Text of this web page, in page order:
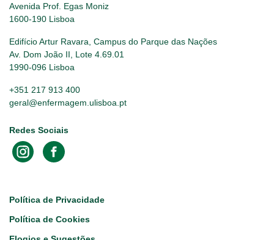
Avenida Prof. Egas Moniz
1600-190 Lisboa
Edifício Artur Ravara, Campus do Parque das Nações
Av. Dom João II, Lote 4.69.01
1990-096 Lisboa
+351 217 913 400
geral@enfermagem.ulisboa.pt
Redes Sociais
Footer
Política de Privacidade
Política de Cookies